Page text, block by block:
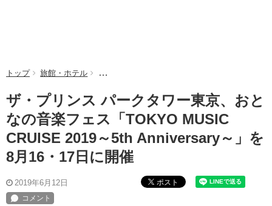
トップ 旅館・ホテル ザ・プリンス パークタワー東京、おとなの音
ザ・プリンス パークタワー東京、おと
なの音楽フェス「TOKYO MUSIC
CRUISE 2019～5th Anniversary～」を
8月16・17日に開催
2019年6月12日 ポスト